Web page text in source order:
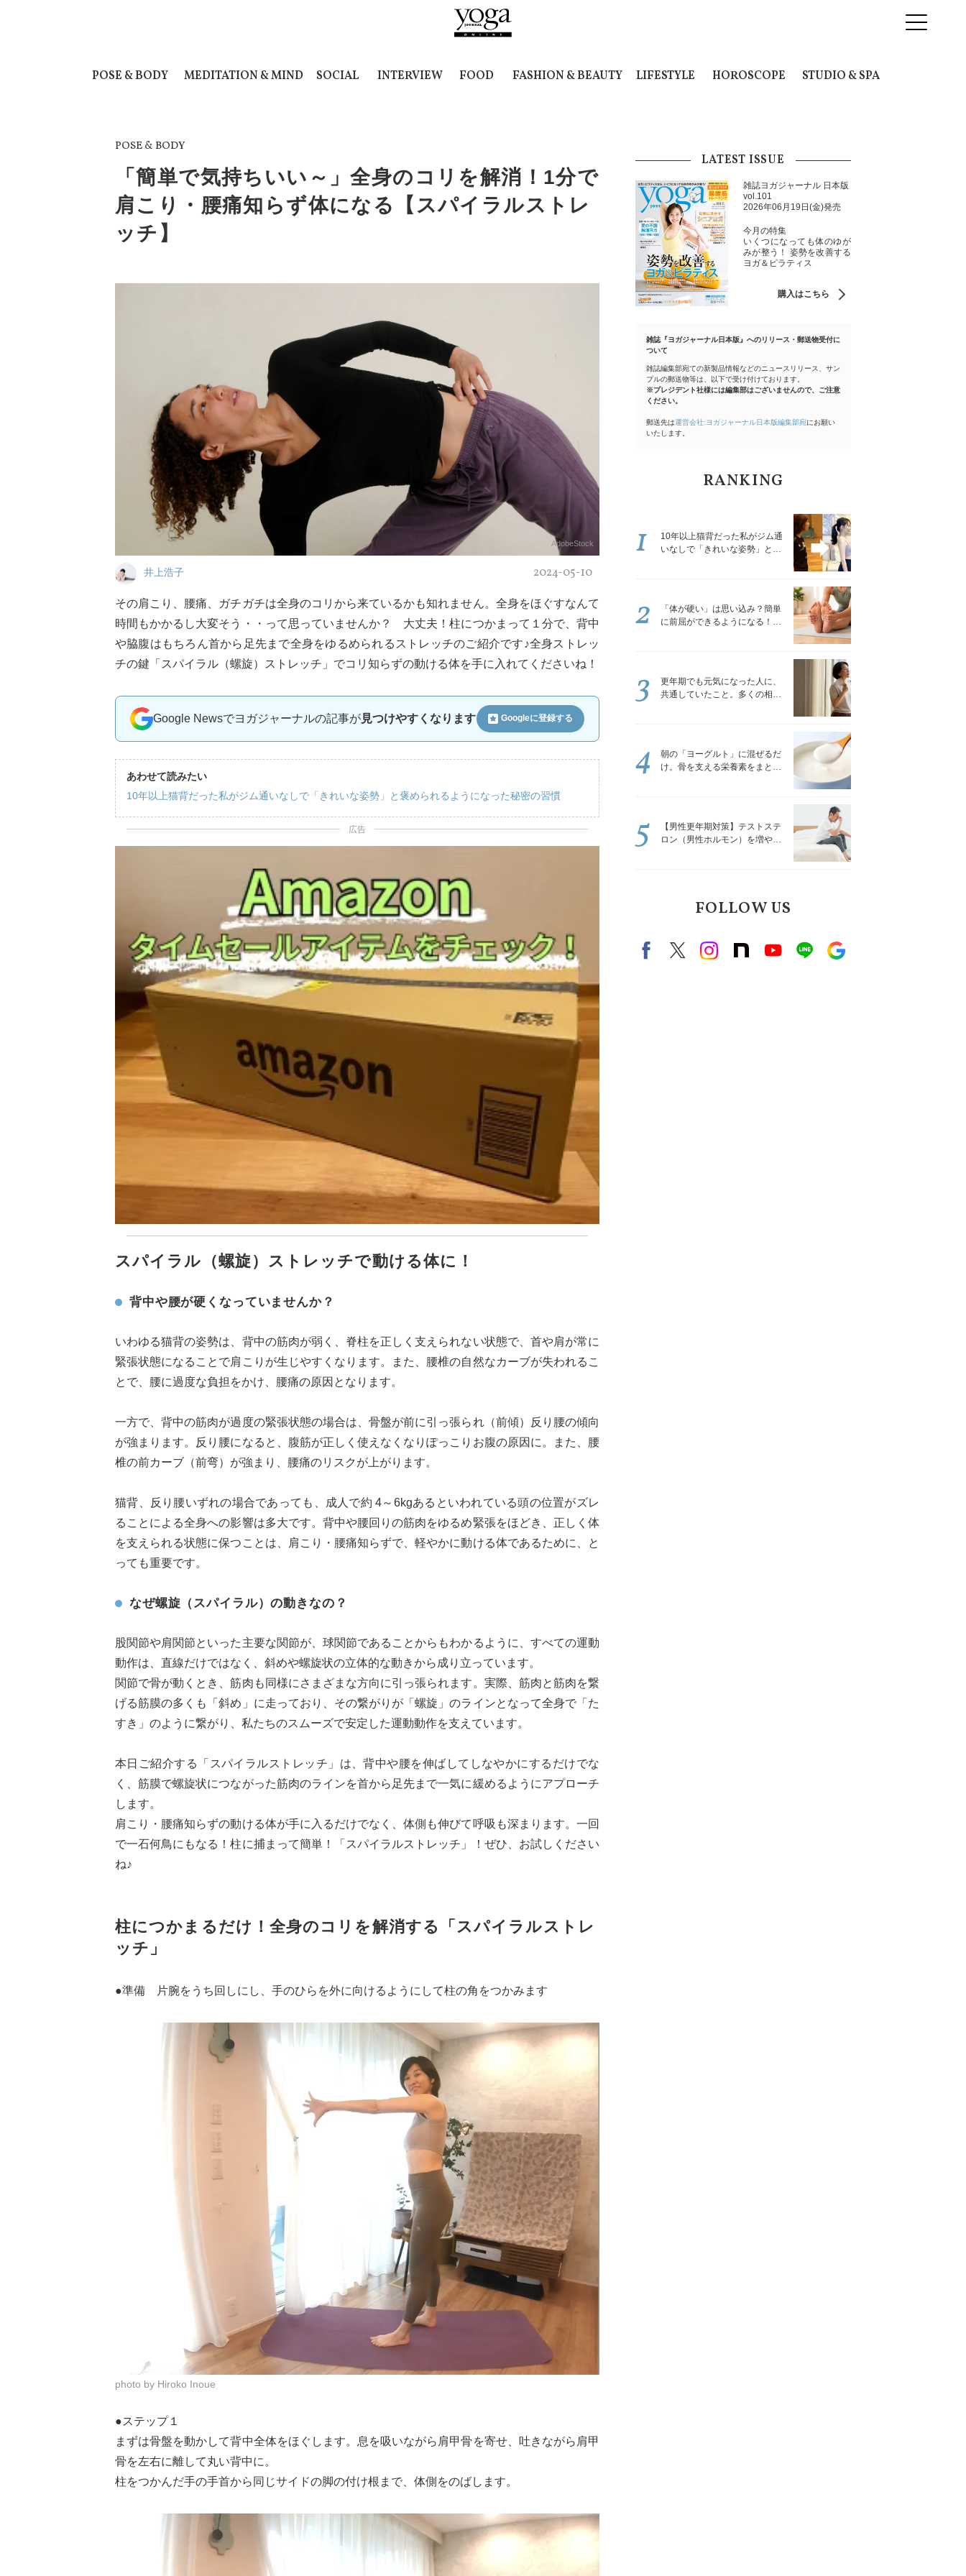
POSE & BODY MEDITATION & MIND SOCIAL INTERVIEW FOOD FASHION & BEAUTY LIFESTYLE HOROSCOPE STUDIO & SPA
POSE & BODY
「簡単で気持ちいい～」全身のコリを解消！1分で
肩こり・腰痛知らず体になる【スパイラルストレ
ッチ】
AdobeStock
井上浩子 2024-05-10
その肩こり、腰痛、ガチガチは全身のコリから来ているかも知れません。全身をほぐすなんて
時間もかかるし大変そう・・って思っていませんか？ 大丈夫！柱につかまって１分で、背中
や脇腹はもちろん首から足先まで全身をゆるめられるストレッチのご紹介です♪全身ストレッ
チの鍵「スパイラル（螺旋）ストレッチ」でコリ知らずの動ける体を手に入れてくださいね！
Google Newsでヨガジャーナルの記事が見つけやすくなります Googleに登録する
あわせて読みたい
10年以上猫背だった私がジム通いなしで「きれいな姿勢」と褒められるようになった秘密の習慣
広告
スパイラル（螺旋）ストレッチで動ける体に！
背中や腰が硬くなっていませんか？
いわゆる猫背の姿勢は、背中の筋肉が弱く、脊柱を正しく支えられない状態で、首や肩が常に
緊張状態になることで肩こりが生じやすくなります。また、腰椎の自然なカーブが失われるこ
とで、腰に過度な負担をかけ、腰痛の原因となります。
一方で、背中の筋肉が過度の緊張状態の場合は、骨盤が前に引っ張られ（前傾）反り腰の傾向
が強まります。反り腰になると、腹筋が正しく使えなくなりぽっこりお腹の原因に。また、腰
椎の前カーブ（前弯）が強まり、腰痛のリスクが上がります。
猫背、反り腰いずれの場合であっても、成人で約 4～6kgあるといわれている頭の位置がズレ
ることによる全身への影響は多大です。背中や腰回りの筋肉をゆるめ緊張をほどき、正しく体
を支えられる状態に保つことは、肩こり・腰痛知らずで、軽やかに動ける体であるために、と
っても重要です。
なぜ螺旋（スパイラル）の動きなの？
股関節や肩関節といった主要な関節が、球関節であることからもわかるように、すべての運動
動作は、直線だけではなく、斜めや螺旋状の立体的な動きから成り立っています。
関節で骨が動くとき、筋肉も同様にさまざまな方向に引っ張られます。実際、筋肉と筋肉を繋
げる筋膜の多くも「斜め」に走っており、その繋がりが「螺旋」のラインとなって全身で「た
すき」のように繋がり、私たちのスムーズで安定した運動動作を支えています。
本日ご紹介する「スパイラルストレッチ」は、背中や腰を伸ばしてしなやかにするだけでな
く、筋膜で螺旋状につながった筋肉のラインを首から足先まで一気に緩めるようにアプローチ
します。
肩こり・腰痛知らずの動ける体が手に入るだけでなく、体側も伸びて呼吸も深まります。一回
で一石何鳥にもなる！柱に捕まって簡単！「スパイラルストレッチ」！ぜひ、お試しください
ね♪
柱につかまるだけ！全身のコリを解消する「スパイラルストレ
ッチ」
●準備 片腕をうち回しにし、手のひらを外に向けるようにして柱の角をつかみます
photo by Hiroko Inoue
●ステップ１
まずは骨盤を動かして背中全体をほぐします。息を吸いながら肩甲骨を寄せ、吐きながら肩甲
骨を左右に離して丸い背中に。
柱をつかんだ手の手首から同じサイドの脚の付け根まで、体側をのばします。
LATEST ISSUE
雑誌ヨガジャーナル 日本版
vol.101
2026年06月19日(金)発売
今月の特集
いくつになっても体のゆが
みが整う！ 姿勢を改善する
ヨガ＆ピラティス
購入はこちら
雑誌『ヨガジャーナル日本版』へのリリース・郵送物受付に
ついて
雑誌編集部宛ての新製品情報などのニュースリリース、サン
プルの郵送物等は、以下で受け付けております。
※プレジデント社様には編集部はございませんので、ご注意
ください。
郵送先は運営会社:ヨガジャーナル日本版編集部宛にお願い
いたします。
RANKING
10年以上猫背だった私がジム通
いなしで「きれいな姿勢」と褒
1
「体が硬い」は思い込み？簡単
に前屈ができるようになる！腿
2
更年期でも元気になった人に、
共通していたこと。多くの相談
3
朝の「ヨーグルト」に混ぜるだ
け。骨を支える栄養素をまとめ
4
【男性更年期対策】テストステ
ロン（男性ホルモン）を増やす
5
FOLLOW US
FacebookX（旧twitter）
instagram
note Youtubeline